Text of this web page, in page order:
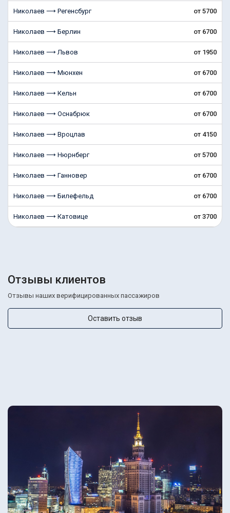
Николаев ⟶ Регенсбург от 5700
Николаев ⟶ Берлин от 6700
Николаев ⟶ Львов от 1950
Николаев ⟶ Мюнхен от 6700
Николаев ⟶ Кельн от 6700
Николаев ⟶ Оснабрюк от 6700
Николаев ⟶ Вроцлав от 4150
Николаев ⟶ Нюрнберг от 5700
Николаев ⟶ Ганновер от 6700
Николаев ⟶ Билефельд от 6700
Николаев ⟶ Катовице от 3700
Отзывы клиентов
Отзывы наших верифицированных пассажиров
Оставить отзыв